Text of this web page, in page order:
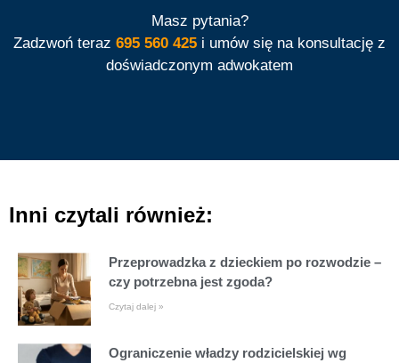
Masz pytania?
Zadzwoń teraz 695 560 425 i umów się na konsultację z
doświadczonym adwokatem
Inni czytali również:
Przeprowadzka z dzieckiem po rozwodzie –
czy potrzebna jest zgoda?
Czytaj dalej »
Ograniczenie władzy rodzicielskiej wg